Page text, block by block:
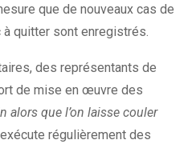
que de nouveaux cas de
à quitter sont enregistrés.
des représentants de
de mise en œuvre des
alors que l’on laisse couler
exécute régulièrement des